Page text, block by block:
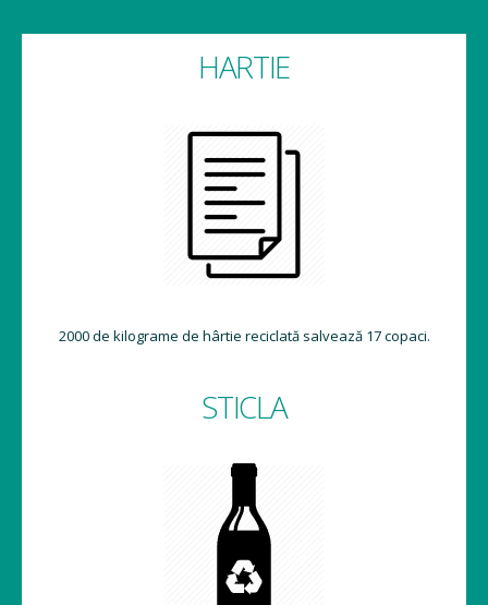
HARTIE
2000 de kilograme de hârtie reciclată salvează 17 copaci.
STICLA